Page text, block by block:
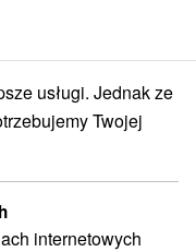
i okolice
usługi. Jednak ze
Twojej
internetowych